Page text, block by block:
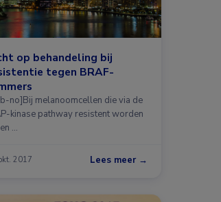
op behandeling bij
tegen BRAF-
no]Bij melanoomcellen die via de
kinase pathway resistent worden
…
2017 Lees meer →